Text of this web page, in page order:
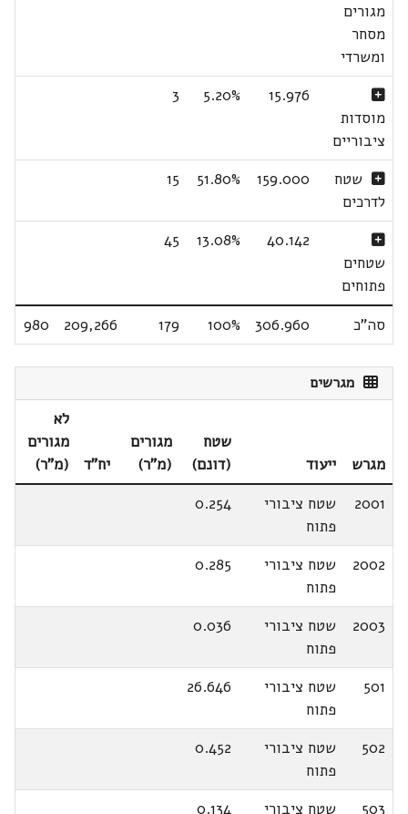
מגורים
מסחר
ומשרדי
מוסדות
ציבוריים
15.976
5.20%
3
שטח
לדרכים
159.000
51.80%
15
שטחים
פתוחים
40.142
13.08%
45
סה"כ 306.960
100%
179
209,266
980
מגרשים
מגרש ייעוד
שטח
(דונם)
מגורים
(מ"ר)
יח"ד
לא
מגורים
(מ"ר)
2001
שטח ציבורי
פתוח
0.254
2002
שטח ציבורי
פתוח
0.285
2003
שטח ציבורי
פתוח
0.036
501
שטח ציבורי
פתוח
26.646
502
שטח ציבורי
פתוח
0.452
503
שטח ציבורי
0.134